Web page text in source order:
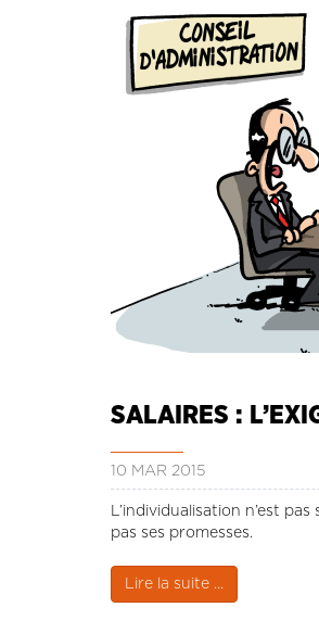
SALAIRES :
10 MAR 2015
L’individualisation n’est
pas ses promesses.
Lire la suite ...